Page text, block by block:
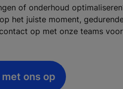
of onderhoud
het juiste moment,
op met onze teams
ons op